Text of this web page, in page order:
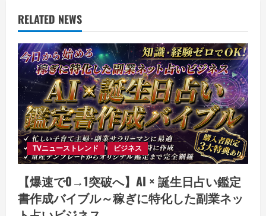
RELATED NEWS
TVニューストレンド ビジネス
【爆速で0→1突破へ】AI × 誕生日占い鑑定
書作成バイブル～稼ぎに特化した副業ネッ